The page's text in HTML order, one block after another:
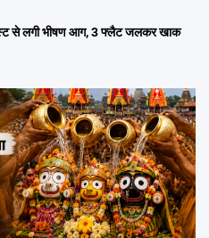
से लगी भीषण आग, 3 फ्लैट जलकर खाक